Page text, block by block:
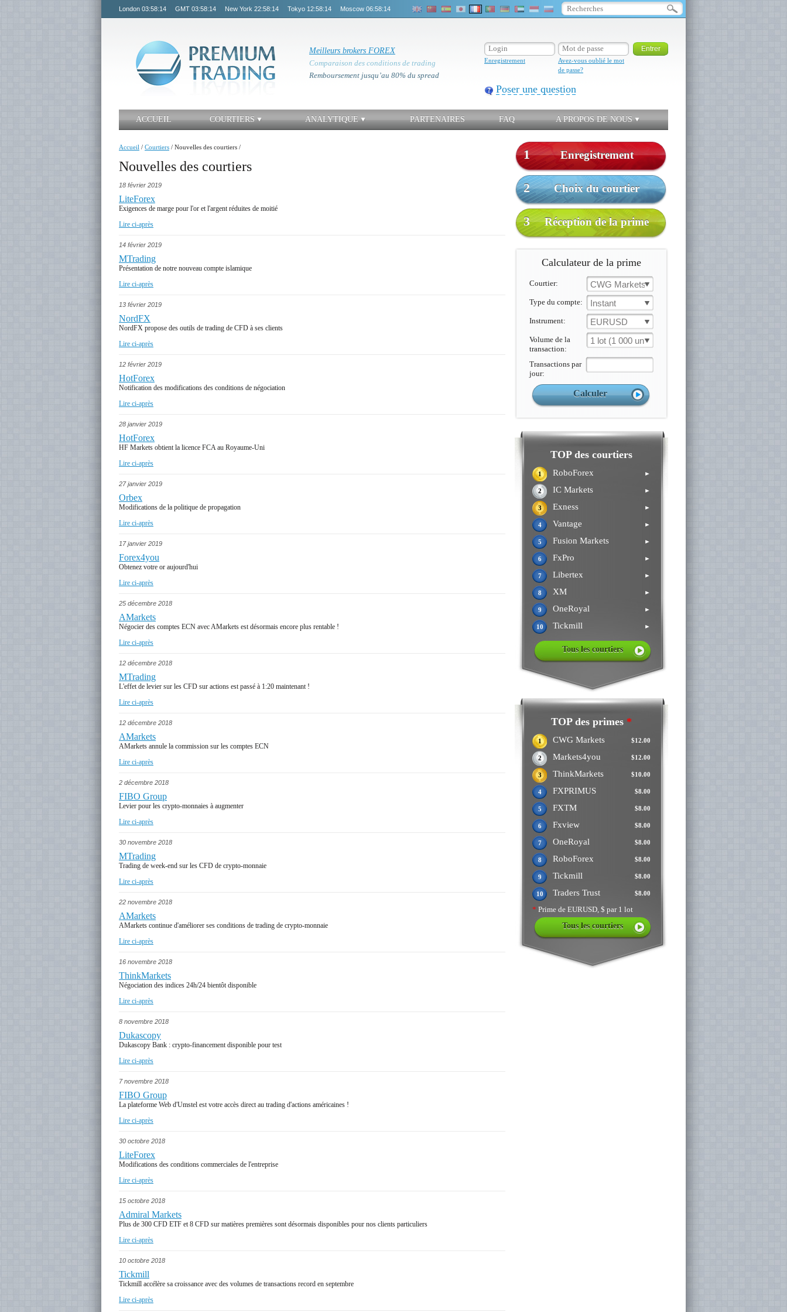
London 03:58:15 GMT 03:58:15 New York 22:58:15 Tokyo 12:58:15 Moscow 06:58:15
Meilleurs brokers FOREX
Comparaison des conditions de trading
Remboursement jusqu’au 80% du spread
Enregistrement
Avez-vous oublié le mot
de passe?
Poser une question
ACCUEIL COURTIERS ANALYTIQUE PARTENAIRES FAQ A PROPOS DE NOUS
1 Enregistrement
2 Choix du courtier
3 Réception de la prime
Calculateur de la prime
Courtier: CWG Markets
Type du compte: Instant
Instrument: EURUSD
Volume de la
transaction:
1 lot (1 000 un.)
Transactions par
jour:
TOP des courtiers
1 RoboForex ►
2 IC Markets ►
3 Exness ►
4 Vantage ►
5 Fusion Markets ►
6 FxPro ►
7 Libertex ►
8 XM ►
9 OneRoyal ►
10 Tickmill ►
Tous les courtiers
TOP des primes *
$12.00
1 CWG Markets
$12.00
2 Markets4you
$10.00
3 ThinkMarkets
$8.00
4 FXPRIMUS
$8.00
5 FXTM
$8.00
6 Fxview
$8.00
7 OneRoyal
$8.00
8 RoboForex
$8.00
9 Tickmill
$8.00
10 Traders Trust
* Prime de EURUSD, $ par 1 lot
Tous les courtiers
Accueil / Courtiers / Nouvelles des courtiers /
Nouvelles des courtiers
18 février 2019
LiteForex
Exigences de marge pour l'or et l'argent réduites de moitié
Lire ci-après
14 février 2019
MTrading
Présentation de notre nouveau compte islamique
Lire ci-après
13 février 2019
NordFX
NordFX propose des outils de trading de CFD à ses clients
Lire ci-après
12 février 2019
HotForex
Notification des modifications des conditions de négociation
Lire ci-après
28 janvier 2019
HotForex
HF Markets obtient la licence FCA au Royaume-Uni
Lire ci-après
27 janvier 2019
Orbex
Modifications de la politique de propagation
Lire ci-après
17 janvier 2019
Forex4you
Obtenez votre or aujourd'hui
Lire ci-après
25 décembre 2018
AMarkets
Négocier des comptes ECN avec AMarkets est désormais encore plus rentable !
Lire ci-après
12 décembre 2018
MTrading
L'effet de levier sur les CFD sur actions est passé à 1:20 maintenant !
Lire ci-après
12 décembre 2018
AMarkets
AMarkets annule la commission sur les comptes ECN
Lire ci-après
2 décembre 2018
FIBO Group
Levier pour les crypto-monnaies à augmenter
Lire ci-après
30 novembre 2018
MTrading
Trading de week-end sur les CFD de crypto-monnaie
Lire ci-après
22 novembre 2018
AMarkets
AMarkets continue d'améliorer ses conditions de trading de crypto-monnaie
Lire ci-après
16 novembre 2018
ThinkMarkets
Négociation des indices 24h/24 bientôt disponible
Lire ci-après
8 novembre 2018
Dukascopy
Dukascopy Bank : crypto-financement disponible pour test
Lire ci-après
7 novembre 2018
FIBO Group
La plateforme Web d'Umstel est votre accès direct au trading d'actions américaines !
Lire ci-après
30 octobre 2018
LiteForex
Modifications des conditions commerciales de l'entreprise
Lire ci-après
15 octobre 2018
Admiral Markets
Plus de 300 CFD ETF et 8 CFD sur matières premières sont désormais disponibles pour nos clients particuliers
Lire ci-après
10 octobre 2018
Tickmill
Tickmill accélère sa croissance avec des volumes de transactions record en septembre
Lire ci-après